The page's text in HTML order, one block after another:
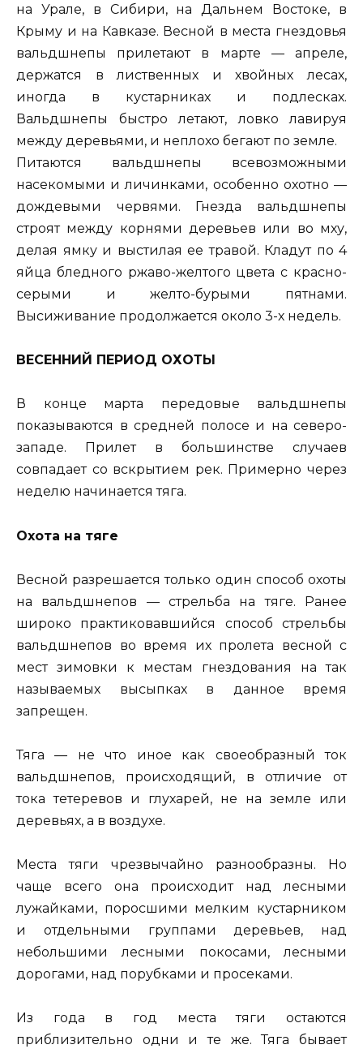
на Урале, в Сибири, на Дальнем Востоке, в
Крыму и на Кавказе. Весной в места гнездовья
вальдшнепы прилетают в марте — апреле,
держатся в лиственных и хвойных лесах,
иногда в кустарниках и подлесках.
Вальдшнепы быстро летают, ловко лавируя
между деревьями, и неплохо бегают по земле.
Питаются вальдшнепы всевозможными
насекомыми и личинками, особенно охотно —
дождевыми червями. Гнезда вальдшнепы
строят между корнями деревьев или во мху,
делая ямку и выстилая ее травой. Кладут по 4
яйца бледного ржаво-желтого цвета с красно-
серыми и желто-бурыми пятнами.
Высиживание продолжается около 3-х недель.
ВЕСЕННИЙ ПЕРИОД ОХОТЫ
В конце марта передовые вальдшнепы
показываются в средней полосе и на северо-
западе. Прилет в большинстве случаев
совпадает со вскрытием рек. Примерно через
неделю начинается тяга.
Охота на тяге
Весной разрешается только один способ охоты
на вальдшнепов — стрельба на тяге. Ранее
широко практиковавшийся способ стрельбы
вальдшнепов во время их пролета весной с
мест зимовки к местам гнездования на так
называемых высыпках в данное время
запрещен.
Тяга — не что иное как своеобразный ток
вальдшнепов, происходящий, в отличие от
тока тетеревов и глухарей, не на земле или
деревьях, а в воздухе.
Места тяги чрезвычайно разнообразны. Но
чаще всего она происходит над лесными
лужайками, поросшими мелким кустарником
и отдельными группами деревьев, над
небольшими лесными покосами, лесными
дорогами, над порубками и просеками.
Из года в год места тяги остаются
приблизительно одни и те же. Тяга бывает